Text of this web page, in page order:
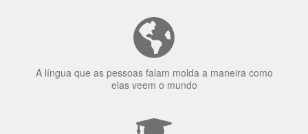
A língua que as pessoas falam molda a maneira como
elas veem o mundo